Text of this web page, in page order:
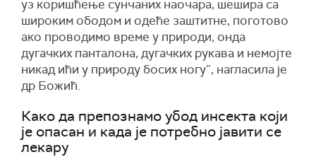
уз коришћење сунчаних наочара, шешира са
широким ободом и одеће заштитне, поготово
ако проводимо време у природи, онда
дугачких панталона, дугачких рукава и немојте
никад ићи у природу босих ногу”, нагласила је
др Божић.
Како да препознамо убод инсекта који
је опасан и када је потребно јавити се
лекару